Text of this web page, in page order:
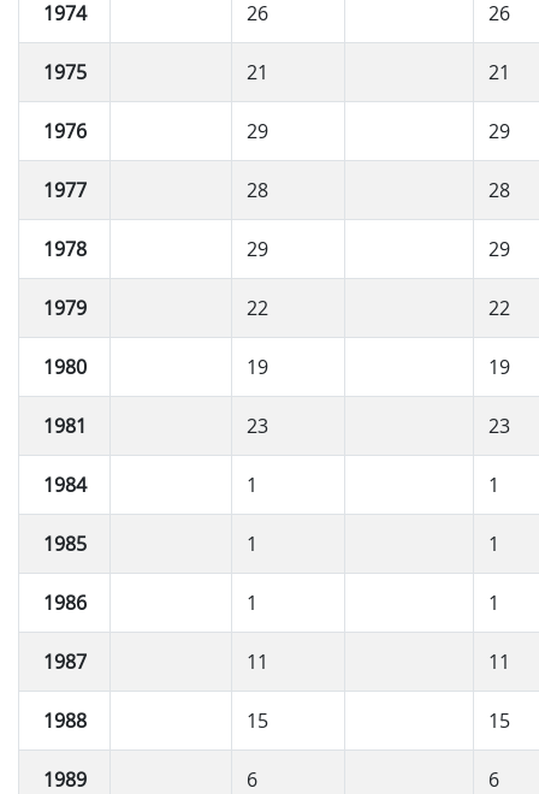
1974 26 26
1975 21 21
1976 29 29
1977 28 28
1978 29 29
1979 22 22
1980 19 19
1981 23 23
1984 1 1
1985 1 1
1986 1 1
1987 11 11
1988 15 15
1989 6 6